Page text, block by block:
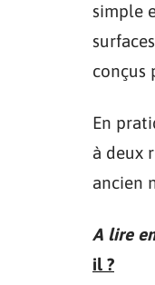
simple
conçus
En
à deux
ancien
A lire
il ?